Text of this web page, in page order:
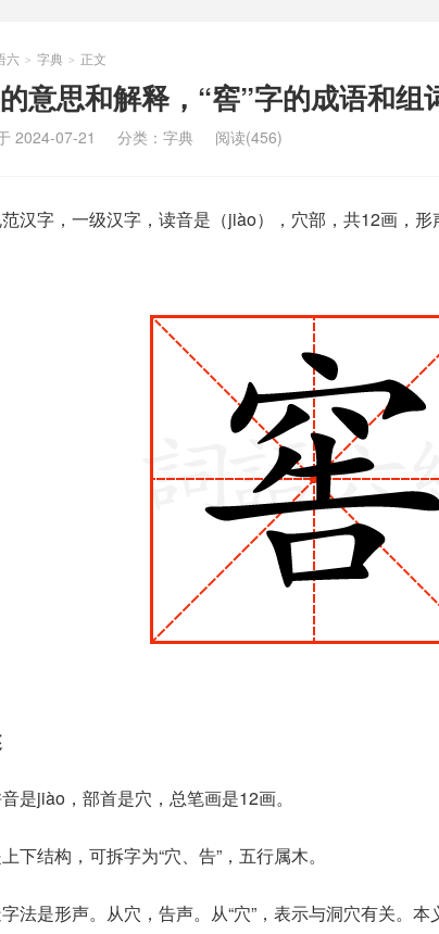
六 > 字典 > 正文
意思和解释，“窖”字的成语和组
2024-07-21 分类： 字典 阅读(456)
汉字，一级汉字，读音是（jiào），穴部，共12画，
音是jiào，部首是穴，总笔画是12画。
上下结构，可拆字为“穴、告”，五行属木。
字法是形声。从穴，告声。从“穴”，表示与洞穴有关。本